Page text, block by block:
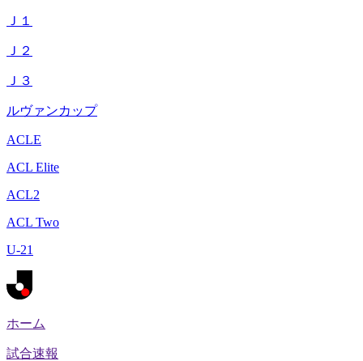
Ｊ１
Ｊ２
Ｊ３
ルヴァンカップ
ACLE
ACL Elite
ACL2
ACL Two
U-21
ホーム
試合速報